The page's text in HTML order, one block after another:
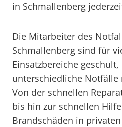
in Schmallenberg
Die Mitarbeiter des
Schmallenberg sind für
Einsatzbereiche
unterschiedliche Notfälle
Von der schnellen
bis hin zur schnellen
Brandschäden in